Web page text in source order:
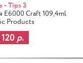
- Tips 3
E6000 Craft 109,4ml
Products
р.